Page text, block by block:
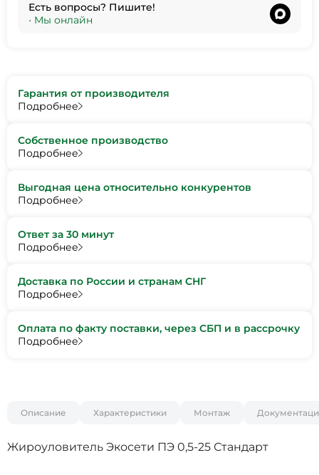
Есть вопросы? Пишите!
• Мы онлайн
Гарантия от производителя
Подробнее
Собственное производство
Подробнее
Выгодная цена относительно конкурентов
Подробнее
Ответ за 30 минут
Подробнее
Доставка по России и странам СНГ
Подробнее
Оплата по факту поставки, через СБП и в рассрочку
Подробнее
Описание Характеристики Монтаж
Жироуловитель Экосети ПЭ 0,5-25 Стандарт